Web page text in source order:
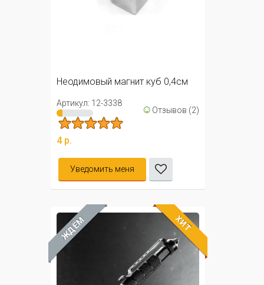
Неодимовый магнит куб 0,4см
Артикул: 12-3338 ☺ Отзывов (2)
4 р.
Уведомить меня
ЖДЁМ ХИТ